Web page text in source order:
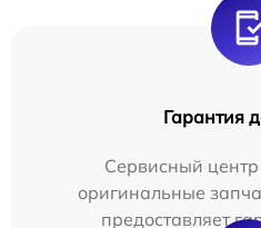
Гарантия
Сервисный
оригинальные
предоставляет